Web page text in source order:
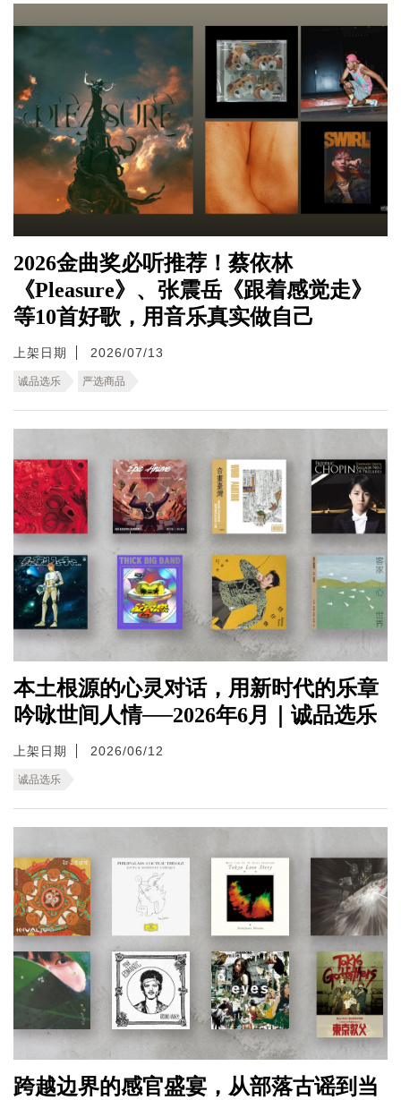
2026金曲奖必听推荐！蔡依林
《Pleasure》、张震岳《跟着感觉走》
等10首好歌，用音乐真实做自己
上架日期 2026/07/13
诚品选乐 严选商品
本土根源的心灵对话，用新时代的乐章
吟咏世间人情──2026年6月｜诚品选乐
上架日期 2026/06/12
诚品选乐
跨越边界的感官盛宴，从部落古谣到当